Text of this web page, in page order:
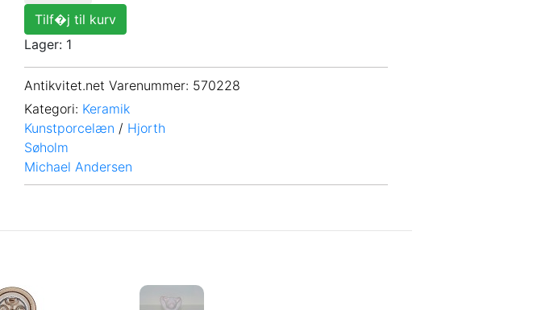
Tilf�j til kurv
Lager: 1
Antikvitet.net Varenummer: 570228
Kategori: Keramik
Kunstporcelæn / Hjorth
Søholm
Michael Andersen